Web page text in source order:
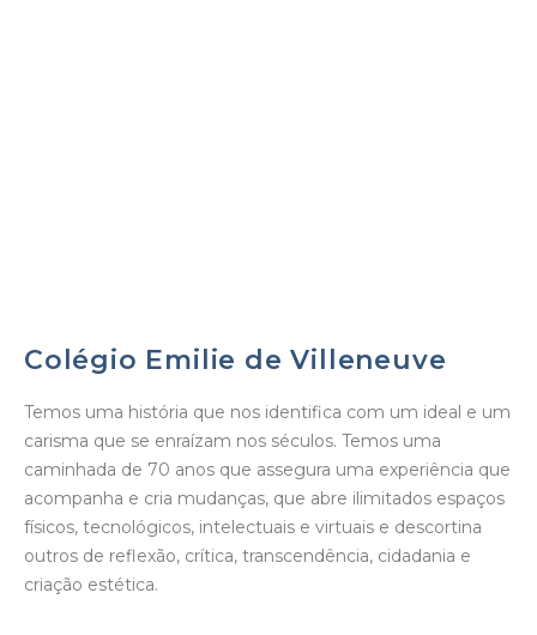
Colégio Emilie de Villeneuve
Temos uma história que nos identifica com um ideal e um
carisma que se enraízam nos séculos. Temos uma
caminhada de 70 anos que assegura uma experiência que
acompanha e cria mudanças, que abre ilimitados espaços
físicos, tecnológicos, intelectuais e virtuais e descortina
outros de reflexão, crítica, transcendência, cidadania e
criação estética.